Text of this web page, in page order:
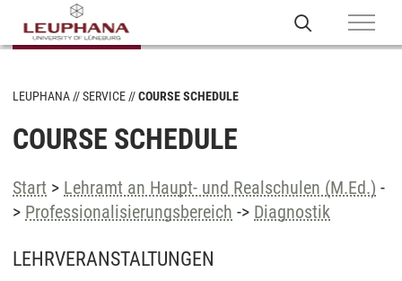
LEUPHANA SERVICE COURSE SCHEDULE
COURSE SCHEDULE
Start > Lehramt an Haupt- und Realschulen (M.Ed.) -
> Professionalisierungsbereich -> Diagnostik
LEHRVERANSTALTUNGEN